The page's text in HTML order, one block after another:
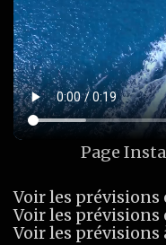
Page
Voir les prévisions
Voir les
Voir les prévisions